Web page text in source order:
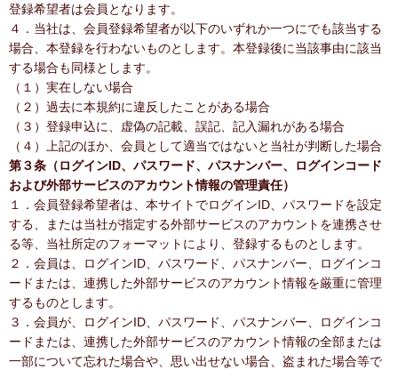
登録希望者は会員となります。
４．当社は、会員登録希望者が以下のいずれか一つにでも該当する
場合、本登録を行わないものとします。本登録後に当該事由に該当
する場合も同様とします。
（１）実在しない場合
（２）過去に本規約に違反したことがある場合
（３）登録申込に、虚偽の記載、誤記、記入漏れがある場合
（４）上記のほか、会員として適当ではないと当社が判断した場合
第３条（ログインID、パスワード、パスナンバー、ログインコード
および外部サービスのアカウント情報の管理責任）
１．会員登録希望者は、本サイトでログインID、パスワードを設定
する、または当社が指定する外部サービスのアカウントを連携させ
る等、当社所定のフォーマットにより、登録するものとします。
２．会員は、ログインID、パスワード、パスナンバー、ログインコ
ードまたは、連携した外部サービスのアカウント情報を厳重に管理
するものとします。
３．会員が、ログインID、パスワード、パスナンバー、ログインコ
ードまたは、連携した外部サービスのアカウント情報の全部または
一部について忘れた場合や、思い出せない場合、盗まれた場合等で